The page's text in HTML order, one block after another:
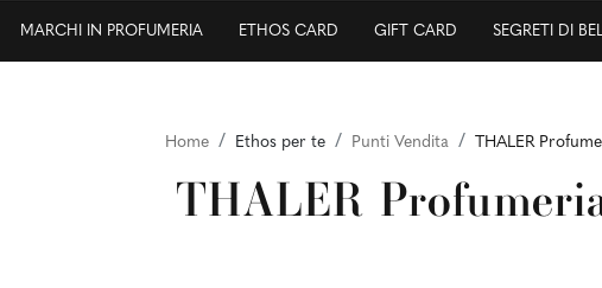
MARCHI IN PROFUMERIA ETHOS CARD GIFT CARD SEGRETI DI
Home Ethos per te Punti Vendita THALER
THALER